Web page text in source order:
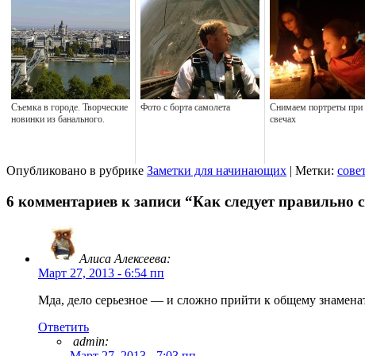
Съемка в городе. Творческие
новинки из банального.
Фото с борта самолета
Снимаем портреты при
свечах
Опубликовано в рубрике Заметки для начинающих | Метки:
6 комментариев к записи “Как следует
Алиса Алексеева:
Март 27, 2013 - 6:54 пп
Мда, дело серьезное — и сложно прийти к общему
Ответить
admin: